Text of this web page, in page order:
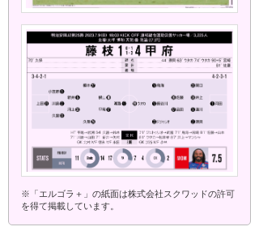
※「エルゴラ＋」の紙面は株式会社スクワッドの許可
を得て掲載しています。